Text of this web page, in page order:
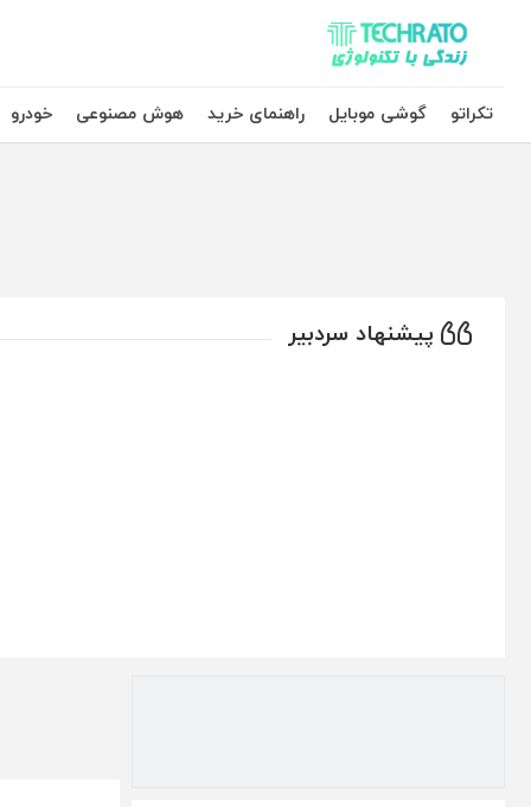
تکراتو – زندگی با تکنولوژی
تکراتو
گوشی موبایل راهنمای خرید هوش مصنوعی خودرو
پیشنهاد سردبیر